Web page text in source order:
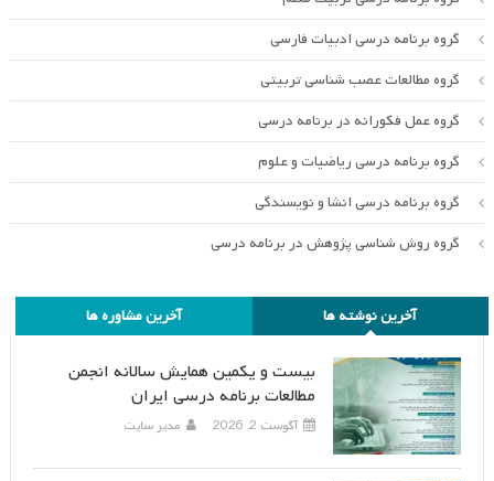
گروه برنامه درسی ادبیات فارسی
گروه مطالعات عصب شناسی تربیتی
گروه عمل فکورانه در برنامه درسی
گروه برنامه درسی ریاضیات و علوم
گروه برنامه درسی انشا و نویسندگی
گروه روش شناسی پژوهش در برنامه درسی
آخرین نوشته ها آخرین مشاوره ها
بیست و یکمین همایش سالانه انجمن
مطالعات برنامه درسی ایران
آگوست 2, 2026 مدیر سایت